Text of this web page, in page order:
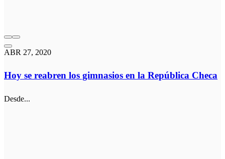
ABR 27, 2020
Hoy se reabren los gimnasios en la República Checa
Desde...